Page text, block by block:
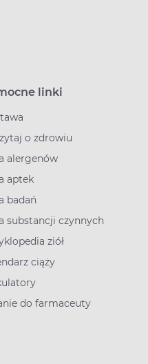
linki
o zdrowiu
alergenów
aptek
badań
substancji czynnych
ziół
ciąży
do farmaceuty